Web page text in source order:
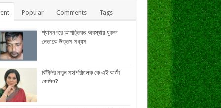
Popular Comments Tags
শ্যামনগরে আপত্তিকর অবস্থায় যুবদল
নেতাকে উত্তম-মধ্যম
বিটিভির নতুন মহাপরিচালক কে এই কাজী
জেসিন?